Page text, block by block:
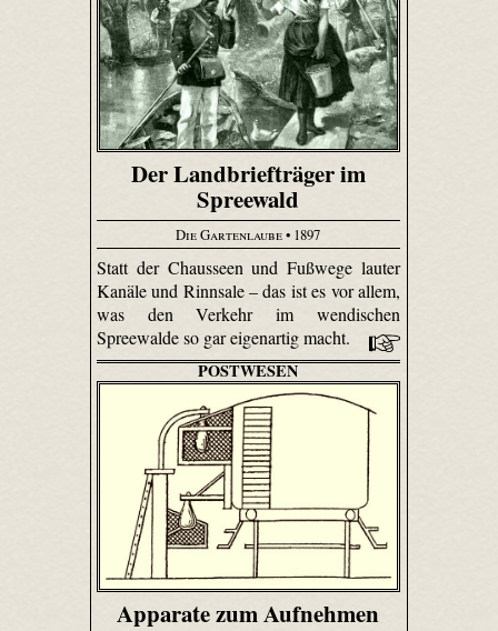
Der Landbriefträger im
Spreewald
Die Gartenlaube• 1897
Statt der Chausseen und Fußwege lauter
Kanäle und Rinnsale – das ist es vor allem,
was den Verkehr im wendischen
Spreewalde so gar eigenartig macht.
POSTWESEN
Apparate zum Aufnehmen